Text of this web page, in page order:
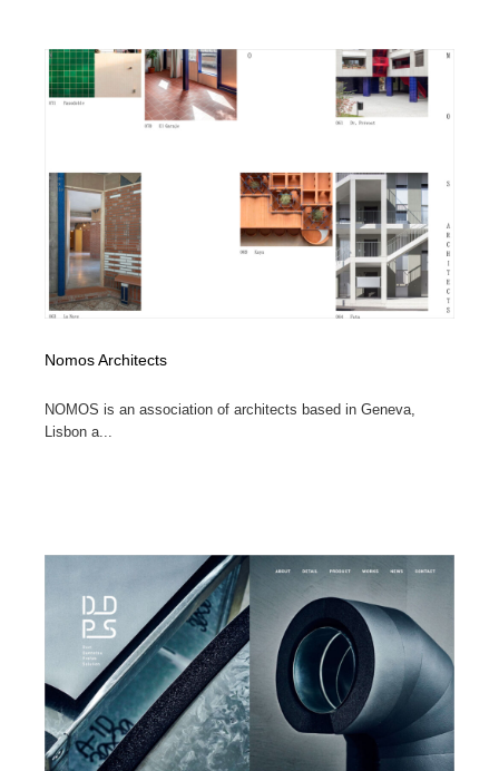
Nomos Architects
NOMOS is an association of architects based in Geneva,
Lisbon a...